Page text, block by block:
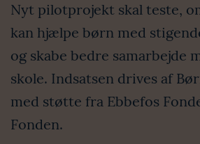
Nyt pilotprojekt skal teste,
kan hjælpe børn med
og skabe bedre samarbejde
skole. Indsatsen drives af
med støtte fra Ebbefos
Fonden.